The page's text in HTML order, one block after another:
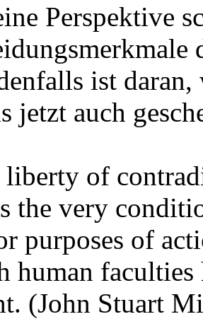
Perspektive
ist
jetzt auch
liberty of
the very
purposes of
human faculties
(John Stuart